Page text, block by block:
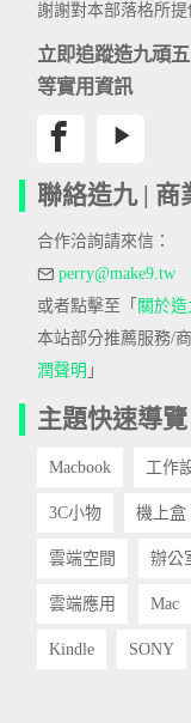
謝謝對本部落格所提
立即追蹤造九頑
等實用資訊
聯絡造九 | 商
合作洽詢請來信：
perry@make9.tw
或者點擊至「 關於造
本站部分推薦服務/
潤聲明 」
主題快速導覽
Macbook 工作
3C小物 機上盒
雲端空間 辦公
雲端應用 Mac
Kindle SONY